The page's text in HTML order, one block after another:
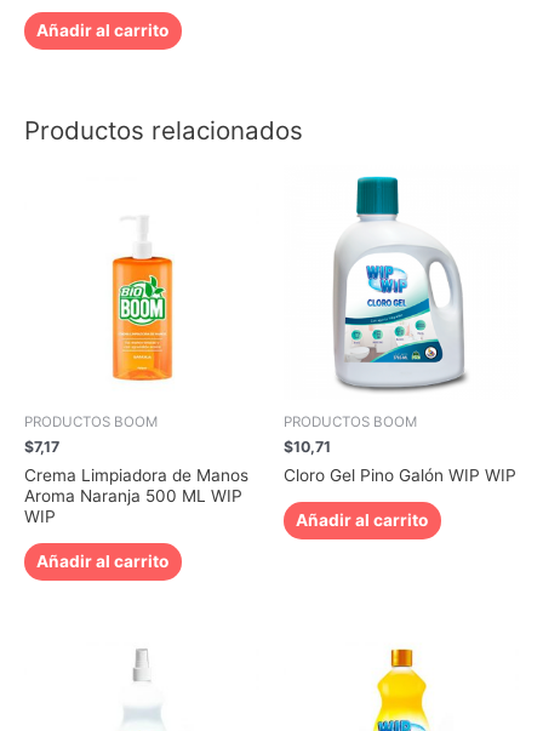
Añadir al carrito
Productos relacionados
PRODUCTOS BOOM
$7,17
Crema Limpiadora de Manos
Aroma Naranja 500 ML WIP
WIP
Añadir al carrito
PRODUCTOS BOOM
$10,71
Cloro Gel Pino Galón WIP WIP
Añadir al carrito